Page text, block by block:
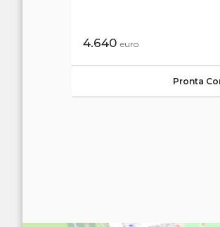
4.640 euro
Pronta